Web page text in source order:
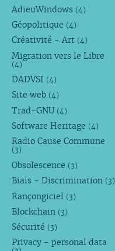
AdieuWindows (4)
Géopolitique (4)
Créativité - Art (4)
Migration vers le Libre
(4)
DADVSI (4)
Site web (4)
Trad-GNU (4)
Software Heritage (4)
Radio Cause Commune
(3)
Obsolescence (3)
Biais - Discrimination (3)
Rançongiciel (3)
Blockchain (3)
Sécurité (3)
Privacy - personal data